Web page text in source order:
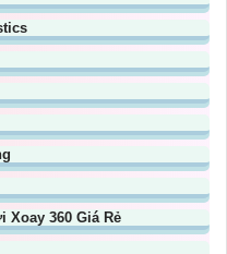
Xoay 360 Giá Rẻ